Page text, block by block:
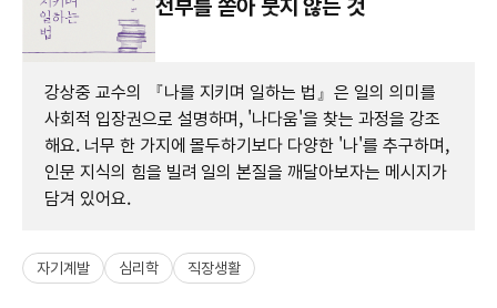
전부를 쏟아 붓지 않는 것
강상중 교수의 『나를 지키며 일하는 법』은 일의 의미를
사회적 입장권으로 설명하며, '나다움'을 찾는 과정을 강조
해요. 너무 한 가지에 몰두하기보다 다양한 '나'를 추구하며,
인문 지식의 힘을 빌려 일의 본질을 깨달아보자는 메시지가
담겨 있어요.
자기계발 심리학 직장생활